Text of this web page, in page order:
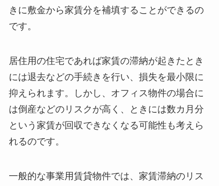
きに敷金から家賃分を補填することができるの
です。
居住用の住宅であれば家賃の滞納が起きたとき
には退去などの手続きを行い、損失を最小限に
抑えられます。しかし、オフィス物件の場合に
は倒産などのリスクが高く、ときには数カ月分
という家賃が回収できなくなる可能性も考えら
れるのです。
一般的な事業用賃貸物件では、家賃滞納のリス